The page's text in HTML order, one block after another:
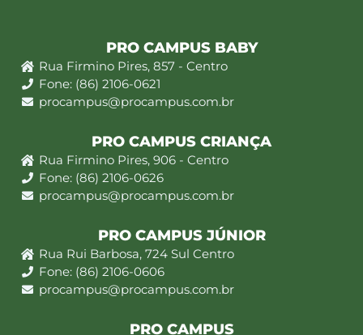
PRO CAMPUS BABY
Rua Firmino Pires, 857 - Centro
Fone: (86) 2106-0621
procampus@procampus.com.br
PRO CAMPUS CRIANÇA
Rua Firmino Pires, 906 - Centro
Fone: (86) 2106-0626
procampus@procampus.com.br
PRO CAMPUS JÚNIOR
Rua Rui Barbosa, 724 Sul Centro
Fone: (86) 2106-0606
procampus@procampus.com.br
PRO CAMPUS